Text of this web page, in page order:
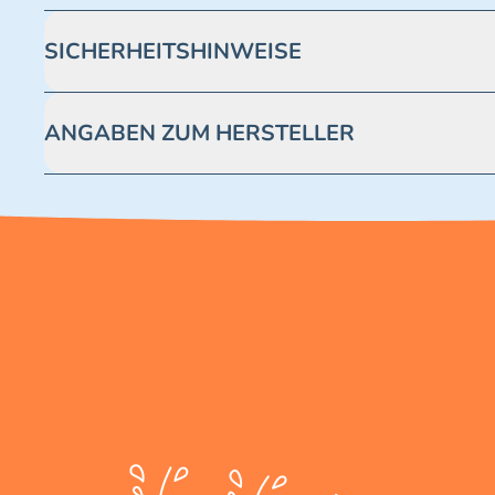
SICHERHEITSHINWEISE
ANGABEN ZUM HERSTELLER